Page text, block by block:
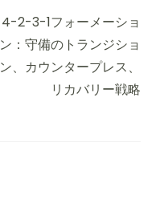
4-2-3-1フォーメーショ
ン：守備のトランジショ
ン、カウンタープレス、
リカバリー戦略